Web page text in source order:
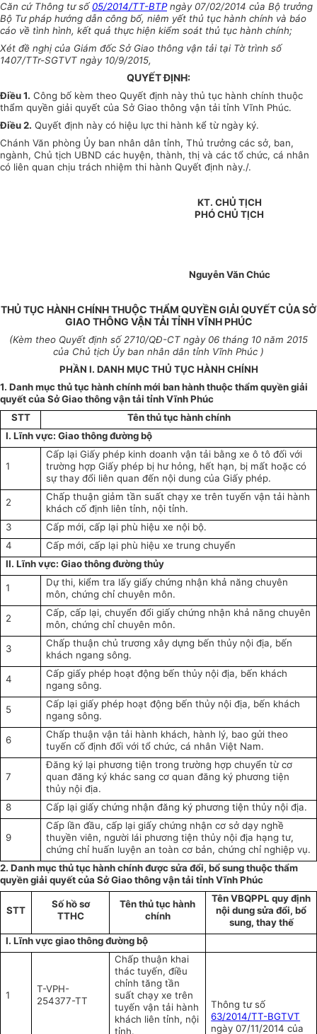
Căn cứ Thông tư số 05/2014/TT-BTPngày 07/02/2014 của Bộ trưởng
Bộ Tư pháp hướng dẫn công bố, niêm yết thủ tục hành chính và báo
cáo về tình hình, kết quả thực hiện kiểm soát thủ tục hành chính;
Xét đề nghị của Giám đốc Sở Giao thông vận tải tại Tờ trình số
1407/TTr-SGTVT ngày 10/9/2015,
QUYẾT ĐỊNH:
Điều 1. Công bố kèm theo Quyết định này thủ tục hành chính thuộc
thẩm quyền giải quyết của Sở Giao thông vận tải tỉnh Vĩnh Phúc.
Điều 2. Quyết định này có hiệu lực thi hành kể từ ngày ký.
Chánh Văn phòng Ủy ban nhân dân tỉnh, Thủ trưởng các sở, ban,
ngành, Chủ tịch UBND các huyện, thành, thị và các tổ chức, cá nhân
có liên quan chịu trách nhiệm thi hành Quyết định này./.
KT. CHỦ TỊCH
PHÓ CHỦ TỊCH
Nguyễn Văn Chúc
THỦ TỤC HÀNH CHÍNH THUỘC THẨM QUYỀN GIẢI QUYẾT CỦA SỞ
GIAO THÔNG VẬN TẢI TỈNH VĨNH PHÚC
(Kèm theo Quyết định số2710/QĐ-CT ngày 06 tháng 10 năm 2015
của Chủ tịch Ủy ban nhân dân tỉnh Vĩnh Phúc )
PHẦN I. DANH MỤC THỦ TỤC HÀNH CHÍNH
1. Danh mục thủ tục hành chính mới ban hành thuộc thẩm quyền giải
quyết của Sở Giao thông vận tải tỉnh Vĩnh Phúc
STT
Tên thủ tục hành chính
I. Lĩnh vực: Giao thông đường bộ
1
Cấp lại Giấy phép kinh doanh vận tải bằng xe ô tô đối với
trường hợp Giấy phép bị hư hỏng, hết hạn, bị mất hoặc có
sự thay đổi liên quan đến nội dung của Giấy phép.
2
Chấp thuận giảm tần suất chạy xe trên tuyến vận tải hành
khách cố định liên tỉnh, nội tỉnh.
3
Cấp mới, cấp lại phù hiệu xe nội bộ.
4
Cấp mới, cấp lại phù hiệu xe trung chuyển
II. Lĩnh vực: Giao thông đường thủy
1
Dự thi, kiểm tra lấy giấy chứng nhận khả năng chuyên
môn, chứng chỉ chuyên môn.
2
Cấp, cấp lại, chuyển đổi giấy chứng nhận khả năng chuyên
môn, chứng chỉ chuyên môn.
3
Chấp thuận chủ trương xây dựng bến thủy nội địa, bến
khách ngang sông.
4
Cấp giấy phép hoạt động bến thủy nội địa, bến khách
ngang sông.
5
Cấp lại giấy phép hoạt động bến thủy nội địa, bến khách
ngang sông.
6
Chấp thuận vận tải hành khách, hành lý, bao gửi theo
tuyến cố định đối với tổ chức, cá nhân Việt Nam.
7
Đăng ký lại phương tiện trong trường hợp chuyển từ cơ
quan đăng ký khác sang cơ quan đăng ký phương tiện
thủy nội địa.
8
Cấp lại giấy chứng nhận đăng ký phương tiện thủy nội địa.
9
Cấp lần đầu, cấp lại giấy chứng nhận cơ sở dạy nghề
thuyền viên, người lái phương tiện thủy nội địa hạng tư,
chứng chỉ huấn luyện an toàn cơ bản, chứng chỉ nghiệp vụ.
2. Danh mục thủ tục hành chính được sửa đổi, bổ sung thuộc thẩm
quyền giải quyết của Sở Giao thông vận tải tỉnh Vĩnh Phúc
STT
Số hồ sơ
TTHC
Tên thủ tục hành
chính
Tên VBQPPL quy định
nội dung sửa đổi, bổ
sung, thay thế
I. Lĩnh vực giao thông đường bộ
1
T-VPH-
254377-TT
Chấp thuận khai
thác tuyến, điều
chỉnh tăng tần
suất chạy xe trên
tuyến vận tải hành
khách liên tỉnh, nội
tỉnh.
Thông tư số
63/2014/TT-BGTVT
ngày 07/11/2014 của